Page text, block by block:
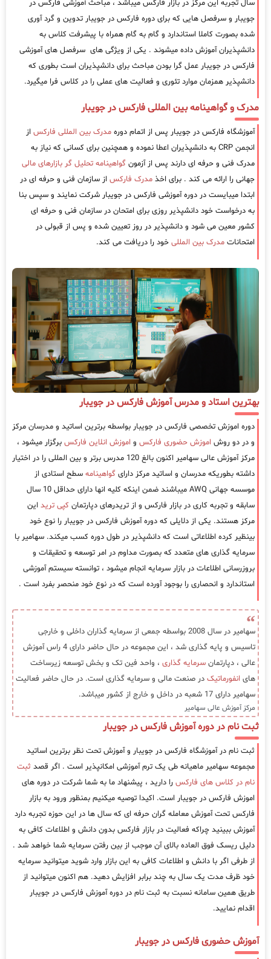
سال تجربه این مرکز در بازار فارکس میباشد ، مباحث آموزشی فارکس در
جویبار و سرفصل هایی که برای دوره فارکس در جویبار تدوین و گرد آوری
شده بصورت کاملا استاندارد و گام به گام همراه با پیشرفت کلاس به
دانشپذیران آموزش داده میشوند . یکی از ویژگی های سرفصل های آموزشی
فارکس در جویبار عمل گرا بودن مباحث برای دانشپذیران است بطوری که
دانشپذیر همزمان موارد تئوری و فعالیت های عملی را در کلاس فرا میگیرد.
مدرک و گواهینامه بین المللی فارکس در جویبار
آموزشگاه فارکس در جویبار پس از اتمام دوره مدرک بین المللی فارکس از
انجمن CRP به دانشپذیران اعطا نموده و همچنین برای کسانی که نیاز به
مدرک فنی و حرفه ای دارند پس از آزمون گواهینامه تحلیل گر بازارهای مالی
جهانی را ارائه می کند . برای اخذ مدرک فارکس از سازمان فنی و حرفه ای در
ابتدا میبایست در دوره آموزشی فارکس در جویبار شرکت نمایند و سپس بنا
به درخواست خود دانشپذیر روزی برای امتحان در سازمان فنی و حرفه ای
کشور معین می شود و دانشپذیر در روز تعیین شده و پس از قبولی در
امتحانات مدرک بین المللی خود را دریافت می کند.
بهترین استاد و مدرس آموزش فارکس در جویبار
دوره اموزش تخصصی فارکس در جویبار بواسطه برترین اساتید و مدرسان مرکز
و در دو روش اموزش حضوری فارکس و اموزش انلاین فارکس برگزار میشود ،
مرکز آموزش عالی سهامیر اکنون بالغ 120 مدرس برتر و بین المللی را در اختیار
داشته بطوریکه مدرسان و اساتید مرکز دارای گواهینامه سطح استادی از
موسسه جهانی AWQ میباشند ضمن اینکه کلیه انها دارای حداقل 10 سال
سابقه و تجربه کاری در بازار فارکس و از تریدرهای دپارتمان کپی ترید این
مرکز هستند. یکی از دلایلی که دوره آموزش فارکس در جویبار را نوع خود
بینظیر کرده اطلاعاتی است که دانشپذیر در طول دوره کسب میکند. سهامیر با
سرمایه گذاری های متعدد که بصورت مداوم در امر توسعه و تحقیقات و
بروزرسانی اطلاعات در بازار سرمایه انجام میشود ، توانسته سیستم آموزشی
استاندارد و انحصاری را بوجود آورده است که در نوع خود منحصر بفرد است .
سهامیر در سال 2008 بواسطه جمعی از سرمایه گذاران داخلی و خارجی
تاسیس و پایه گذاری شد ، این مجموعه در حال حاضر دارای 4 راس آموزش
عالی ، دپارتمان سرمایه گذاری ، واحد فین تک و بخش توسعه زیرساخت
های انفورماتیک در صنعت مالی و سرمایه گذاری است. در حال حاضر فعالیت
سهامیر دارای 17 شعبه در داخل و خارج از کشور میباشد.
مرکز آموزش عالی سهامیر
ثبت نام در دوره آموزش فارکس در جویبار
ثبت نام در آموزشگاه فارکس در جویبار و آموزش تحت نظر برترین اساتید
مجموعه سهامیر ماهیانه طی یک ترم آموزشی امکانپذیر است . اگر قصد ثبت
نام در کلاس های فارکس را دارید ، پیشنهاد ما به شما شرکت در دوره های
اموزش فارکس در جویبار است. اکیدا توصیه میکنیم بمنظور ورود به بازار
فارکس تحت آموزش معامله گران حرفه ای که سال ها در این حوزه تجربه دارد
آموزش ببینید چراکه فعالیت در بازار فارکس بدون دانش و اطلاعات کافی به
دلیل ریسک فوق العاده بالای آن موجب از بین رفتن سرمایه شما خواهد شد .
از طرفی اگر با دانش و اطلاعات کافی به این بازار وارد شوید میتوانید سرمایه
خود ظرف مدت یک سال به چند برابر افزایش دهید. هم اکنون میتوانید از
طریق همین سامانه نسبت به ثبت نام در دوره آموزش فارکس در جویبار
اقدام نمایید.
آموزش حضوری فارکس در جویبار